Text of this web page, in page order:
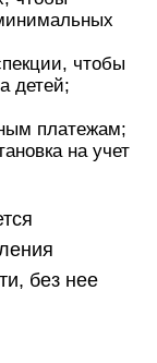
чтобы
детей;
платежам;
на учет
без нее